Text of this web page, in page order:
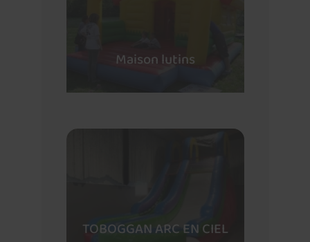
Maison lutins
TOBOGGAN ARC EN CIEL